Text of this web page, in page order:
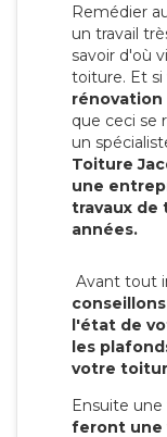
Remédier
un travail
savoir d'où
toiture. Et si
que ceci se
un
Toiture
une
travaux de
années.
Avant tout
l'état de
les
votre
Ensuite une
feront une